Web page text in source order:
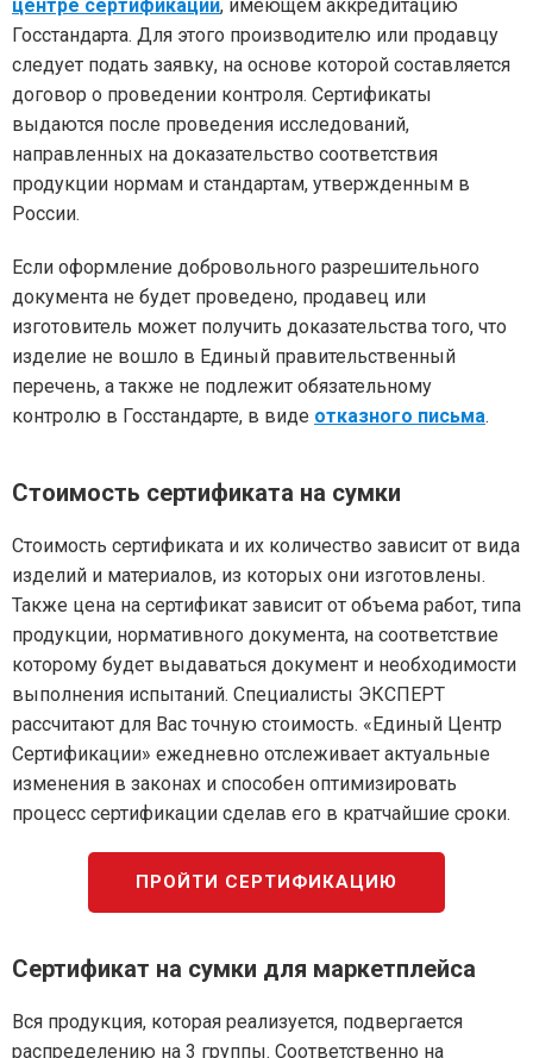
центре сертификации, имеющем аккредитацию
Госстандарта. Для этого производителю или продавцу
следует подать заявку, на основе которой составляется
договор о проведении контроля. Сертификаты
выдаются после проведения исследований,
направленных на доказательство соответствия
продукции нормам и стандартам, утвержденным в
России.
Если оформление добровольного разрешительного
документа не будет проведено, продавец или
изготовитель может получить доказательства того, что
изделие не вошло в Единый правительственный
перечень, а также не подлежит обязательному
контролю в Госстандарте, в виде отказного письма.
Стоимость сертификата на сумки
Стоимость сертификата и их количество зависит от вида
изделий и материалов, из которых они изготовлены.
Также цена на сертификат зависит от объема работ, типа
продукции, нормативного документа, на соответствие
которому будет выдаваться документ и необходимости
выполнения испытаний. Специалисты ЭКСПЕРТ
рассчитают для Вас точную стоимость. «Единый Центр
Сертификации» ежедневно отслеживает актуальные
изменения в законах и способен оптимизировать
процесс сертификации сделав его в кратчайшие сроки.
ПРОЙТИ СЕРТИФИКАЦИЮ
Сертификат на сумки для маркетплейса
Вся продукция, которая реализуется, подвергается
распределению на 3 группы. Соответственно на